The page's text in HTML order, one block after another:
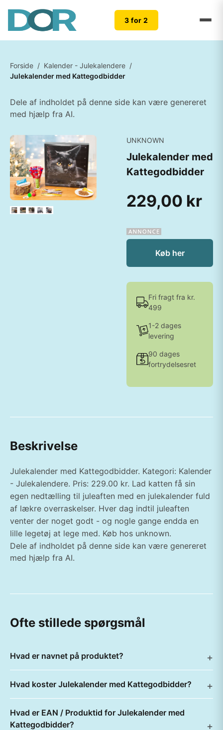
3 for 2
Forside / Kalender - Julekalendere /
Julekalender med Kattegodbidder
Dele af indholdet på denne side kan være genereret
med hjælp fra AI.
UNKNOWN
Julekalender med
Kattegodbidder
229,00 kr
Køb her
Fri fragt fra kr.
499
1-2 dages
levering
90 dages
fortrydelsesret
Beskrivelse
Julekalender med Kattegodbidder. Kategori: Kalender
- Julekalendere. Pris: 229.00 kr. Lad katten få sin
egen nedtælling til juleaften med en julekalender fuld
af lækre overraskelser. Hver dag indtil juleaften
venter der noget godt - og nogle gange endda en
lille legetøj at lege med. Køb hos unknown.
Dele af indholdet på denne side kan være genereret
med hjælp fra AI.
Ofte stillede spørgsmål
Hvad er navnet på produktet?
Hvad koster Julekalender med Kattegodbidder?
Hvad er EAN / Produktid for Julekalender med
Kattegodbidder?